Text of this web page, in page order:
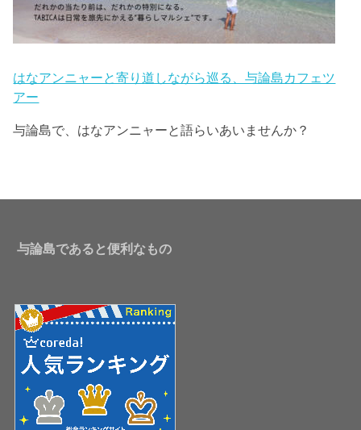
はなアンニャーと寄り道しながら巡る、与論島カフェツ
アー
与論島で、はなアンニャーと語らいあいませんか？
与論島であると便利なもの